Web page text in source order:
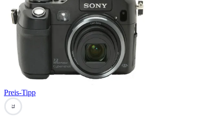
Preis-Tipp
73